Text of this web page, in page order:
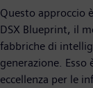
Questo approccio
DSX Blueprint, il
fabbriche di
generazione.
eccellenza per le